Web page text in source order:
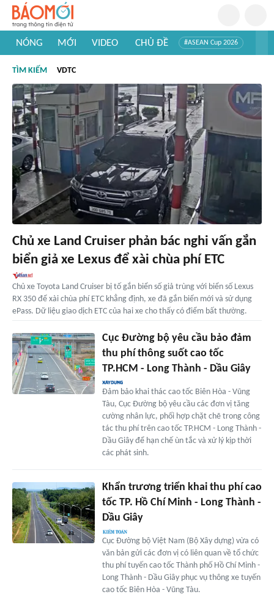
NÓNG MỚI VIDEO CHỦ ĐỀ #ASEAN Cup 2026
#Khám phá thế giới
TÌM KIẾM VDTC
Chủ xe Land Cruiser phản bác nghi vấn gắn
biển giả xe Lexus để xài chùa phí ETC
Chủ xe Toyota Land Cruiser bị tố gắn biển số giả trùng với biển số Lexus
RX 350 để xài chùa phí ETC khẳng định, xe đã gắn biển mới và sử dụng
ePass. Dữ liệu giao dịch ETC của hai xe cho thấy có điểm bất thường.
Cục Đường bộ yêu cầu bảo đảm
thu phí thông suốt cao tốc
TP.HCM - Long Thành - Dầu Giây
Đảm bảo khai thác cao tốc Biên Hòa - Vũng
Tàu, Cục Đường bộ yêu cầu các đơn vị tăng
cường nhân lực, phối hợp chặt chẽ trong công
tác thu phí trên cao tốc TP.HCM - Long Thành -
Dầu Giây để hạn chế ùn tắc và xử lý kịp thời
các phát sinh.
Khẩn trương triển khai thu phí cao
tốc TP. Hồ Chí Minh - Long Thành -
Dầu Giây
Cục Đường bộ Việt Nam (Bộ Xây dựng) vừa có
văn bản gửi các đơn vị có liên quan về tổ chức
thu phí tuyến cao tốc Thành phố Hồ Chí Minh -
Long Thành - Dầu Giây phục vụ thông xe tuyến
cao tốc Biên Hòa - Vũng Tàu.